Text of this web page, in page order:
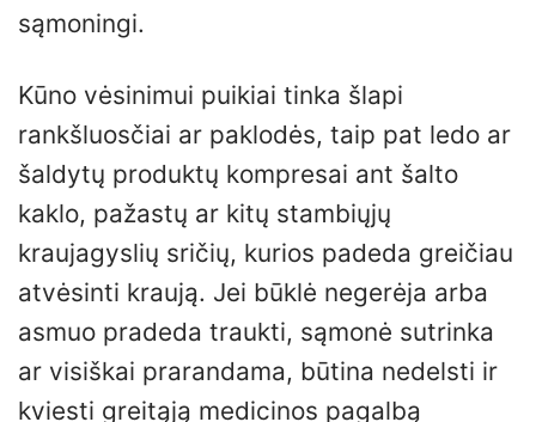
sąmoningi.
Kūno vėsinimui puikiai tinka šlapi
rankšluosčiai ar paklodės, taip pat ledo ar
šaldytų produktų kompresai ant šalto
kaklo, pažastų ar kitų stambiųjų
kraujagyslių sričių, kurios padeda greičiau
atvėsinti kraują. Jei būklė negerėja arba
asmuo pradeda traukti, sąmonė sutrinka
ar visiškai prarandama, būtina nedelsti ir
kviesti greitąją medicinos pagalbą